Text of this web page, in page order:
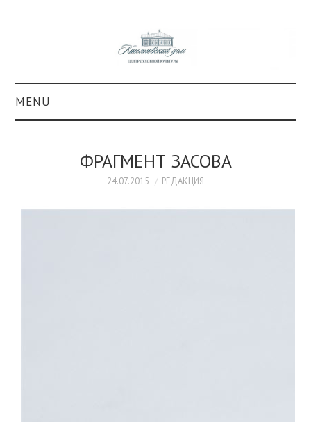
MENU
КОЛЛЕКЦИИ
#КАСДОМ
ФРАГМЕНТ ЗАСОВА
24.07.2015 РЕДАКЦИЯ